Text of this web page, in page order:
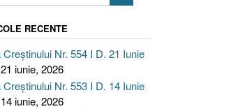
RECENTE
Creștinului Nr. 554 I D. 21 Iunie
21 iunie, 2026
Creștinului Nr. 553 I D. 14 Iunie
14 iunie, 2026